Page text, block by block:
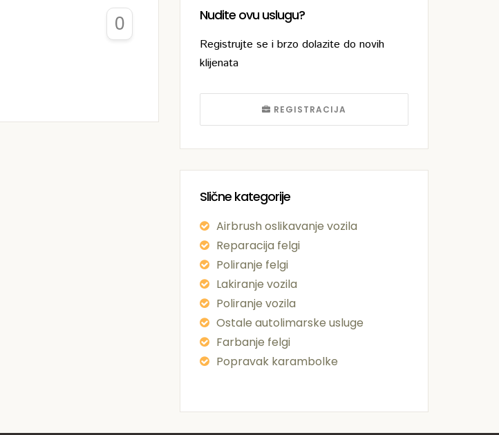
Nudite ovu uslugu?
Registrujte se i brzo dolazite do novih
klijenata
REGISTRACIJA
Slične kategorije
Airbrush oslikavanje vozila
Reparacija felgi
Poliranje felgi
Lakiranje vozila
Poliranje vozila
Ostale autolimarske usluge
Farbanje felgi
Popravak karambolke
0